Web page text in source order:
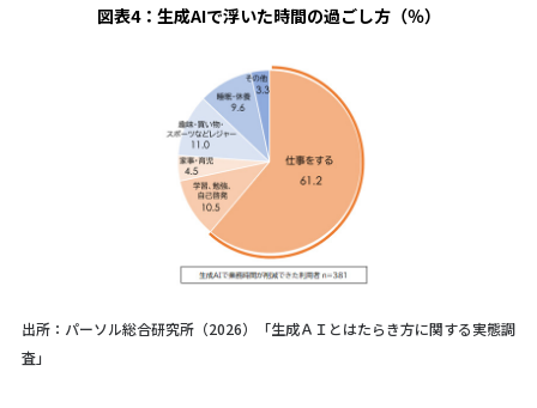
図表4： 生成AIで浮いた時間の過ごし方（％）
出所：パーソル総合研究所（2026）「生成ＡＩとはたらき方に関する実態調
査」